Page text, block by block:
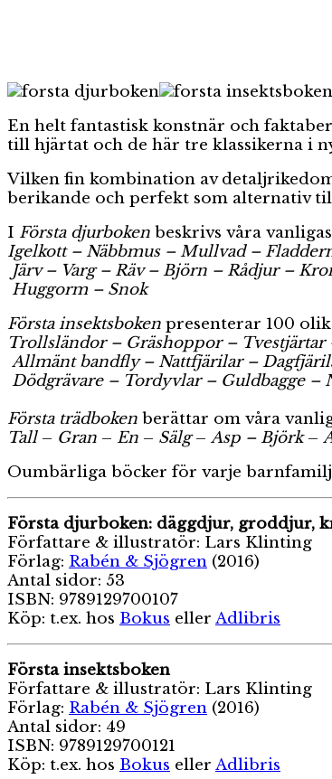
En helt fantastisk konstnär och
till hjärtat och de här tre klassikerna i
Vilken fin kombination av
berikande och perfekt som alternativ
I Första djurboken beskrivs våra
Igelkott – Näbbmus – Mullvad –
Järv – Varg – Räv – Björn – Rådjur –
Huggorm – Snok
Första insektsboken presenterar 100
Trollsländor – Gräshoppor –
Allmänt bandfly – Nattfjärilar –
Dödgrävare – Tordyvlar – Guldbagge –
Första trädboken berättar om våra
Tall– Gran – En – Sälg– Asp – Björk–
Oumbärliga böcker för varje barnfamilj
Första djurboken: däggdjur, groddjur,
Författare & illustratör: Lars Klinting
Förlag: Rabén & Sjögren (2016)
Antal sidor: 53
ISBN: 9789129700107
Köp: t.ex. hos Bokus eller Adlibris
Första insektsboken
Författare & illustratör: Lars Klinting
Förlag: Rabén & Sjögren (2016)
Antal sidor: 49
ISBN: 9789129700121
Köp: t.ex. hos Bokus eller Adlibris